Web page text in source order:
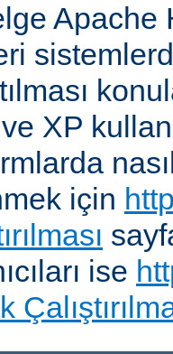
Apache
XP
için
ise